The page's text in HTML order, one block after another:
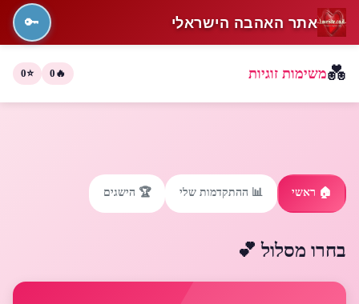
💑משימות זוגיות 🔥
0
⭐
0
🏠 ראשי 📊 ההתקדמות שלי 🏆 הישגים
בחרו מסלול 💕
אתר האהבה הישראלי 🔑